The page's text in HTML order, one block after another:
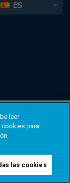
ES
leer
cookies para
las cookies